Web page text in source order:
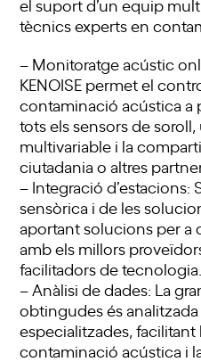
tècnics experts en
– Monitoratge acústic
KENOISE permet el
contaminació acústica a
tots els sensors de
multivariable i la
ciutadania o altres
– Integració d’estacions:
sensòrica i de les
aportant solucions per a
amb els millors
facilitadors de tecnologia.
– Anàlisi de dades: La
obtingudes és
especialitzades, facilitant
contaminació acústica i